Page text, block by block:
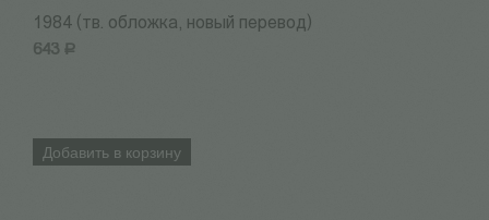
1984 (тв. обложка, новый перевод)
643 Р
Добавить в корзину